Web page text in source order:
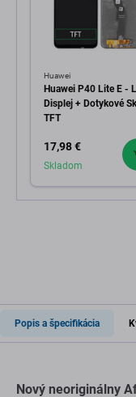
Huawei
Huawei P40 Lite E -
Displej + Dotykové
TFT
17,98 €
Skladom
Popis a špecifikácia
Nový neoriginálny